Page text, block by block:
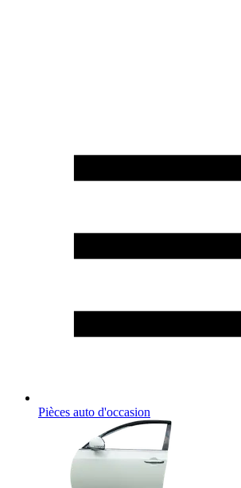
Pièces auto d'occasion